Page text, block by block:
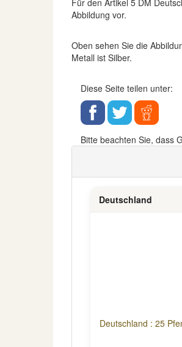
Für den Artikel 5 DM
Abbildung vor.
Oben sehen Sie die
Metall ist Silber.
Diese Seite teilen unter:
Bitte beachten Sie, dass
Deutschland
Deutschland : 25